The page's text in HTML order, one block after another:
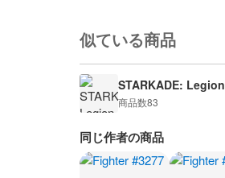
似ている商品
STARKADE: Legion
商品数83
同じ作者の商品